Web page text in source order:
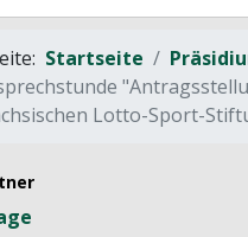
Startseite
Lotto-Sport-